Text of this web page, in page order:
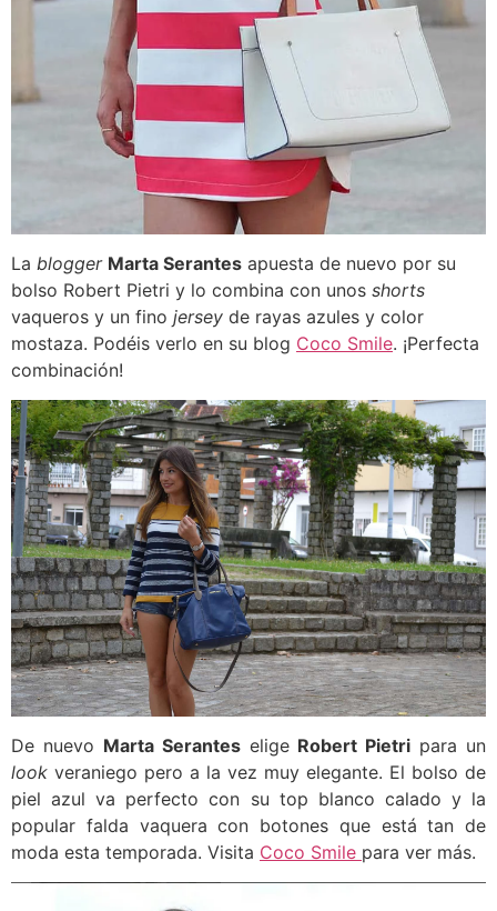
La blogger Marta Serantes apuesta de nuevo por su
bolso Robert Pietri y lo combina con unos shorts
vaqueros y un fino jersey de rayas azules y color
mostaza. Podéis verlo en su blog Coco Smile. ¡Perfecta
combinación!
De nuevo Marta Seranteselige Robert Pietri para un
look veraniego pero a la vez muy elegante. El bolso de
piel azul va perfecto con su top blanco calado y la
popular falda vaquera con botones que está tan de
moda esta temporada. Visita Coco Smile para ver más.